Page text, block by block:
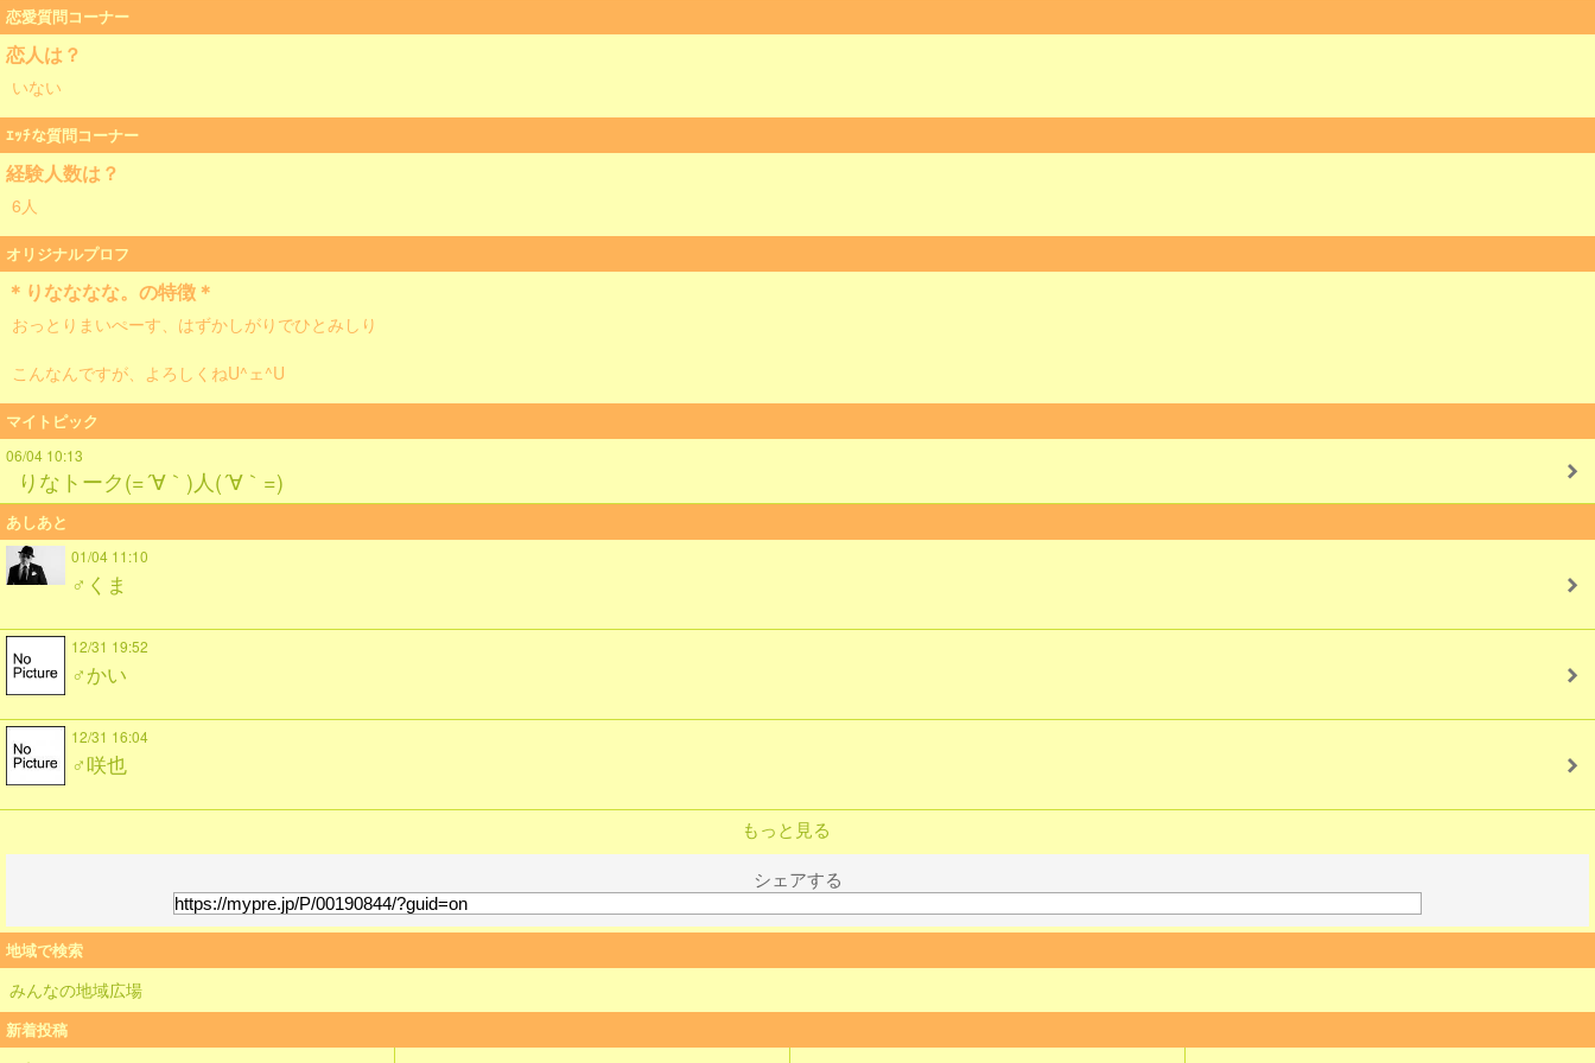
恋愛質問コーナー
恋人は？
いない
ｴｯﾁな質問コーナー
経験人数は？
6人
オリジナルプロフ
＊りなななな。の特徴＊
おっとりまいぺーす、はずかしがりでひとみしり
こんなんですが、よろしくねU^ェ^U
マイトピック
06/04 10:13
りなトーク(=´∀｀)人(´∀｀=)
あしあと
01/04 11:10
♂くま
12/31 19:52
♂かい
12/31 16:04
♂咲也
もっと見る
シェアする
地域で検索
みんなの地域広場
新着投稿